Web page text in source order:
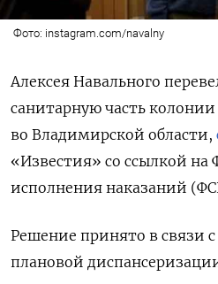
Фото: instagram.com/navalny
Алексея Навального
санитарную часть
во Владимирской области,
«Известия» со ссылкой на
исполнения наказаний
Решение принято в связи
плановой